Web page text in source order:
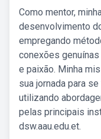
Como mentor,
desenvolvimento
empregando
conexões
e paixão. Minha
sua jornada para
utilizando
pelas principais
dsw.aau.edu.et.